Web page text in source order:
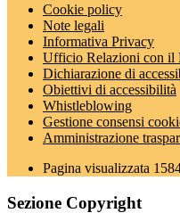
Cookie policy
Note legali
Informativa Privacy
Ufficio Relazioni con il
Dichiarazione di
Obiettivi di accessibilità
Whistleblowing
Gestione consensi
Amministrazione
Pagina visualizzata
Sezione Copyright